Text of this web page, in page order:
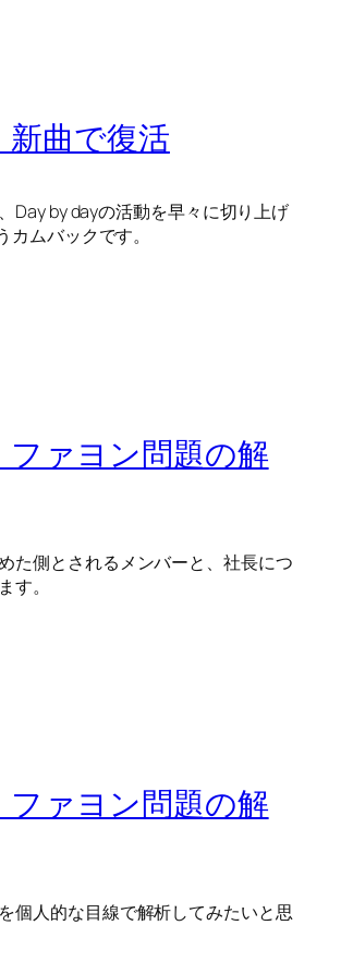
新曲で復活
Day by dayの活動を早々に切り上げ
カムバックです。
ファヨン問題の解
た側とされるメンバーと、社長につ
す。
ファヨン問題の解
個人的な目線で解析してみたいと思